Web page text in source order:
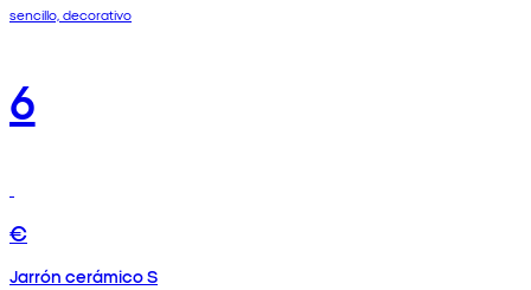
sencillo, decorativo
6
€
Jarrón cerámico S